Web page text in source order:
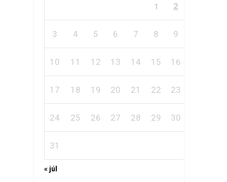
1 2
3 4 5 6 7 8 9
10 11 12 13 14 15 16
17 18 19 20 21 22 23
24 25 26 27 28 29 30
31
« júl